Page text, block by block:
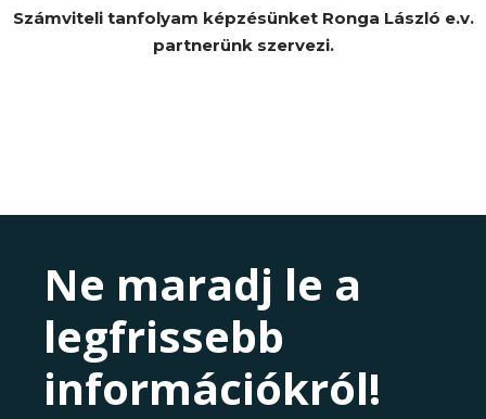
Számviteli tanfolyam képzésünket Ronga László e.v.
partnerünk szervezi.
Ne maradj le a
legfrissebb
információkról!